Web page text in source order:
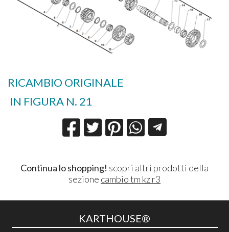
RICAMBIO ORIGINALE
IN FIGURA N. 21
Continua lo shopping! scopri altri prodotti della
sezione cambio tm kz r3
KARTHOUSE®